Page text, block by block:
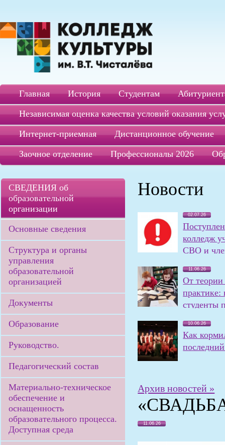
Главная История Студентам
Независимая оценка качества условий оказания
Интернет-приемная
Дистанционное обучение
Заочное отделение
Профессионалы 2026
СВЕДЕНИЯ об
образовательной
организации
Основные сведения
Структура и органы
управления
образовательной
организацией
Документы
Образование
Руководство.
Педагогический состав
Материально-техническое
обеспечение и
оснащенность
образовательного процесса.
Доступная среда
Новости
02.07.26
колледж
СВО и
11.06.26
От теории
студенты
10.06.26
Как
Архив новостей »
11.06.26